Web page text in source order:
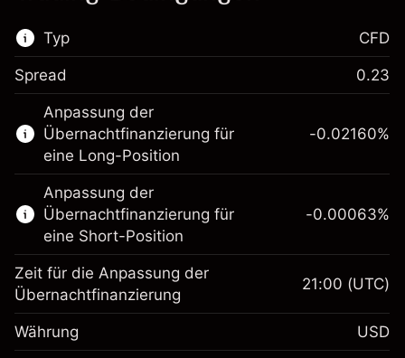
Typ
Dieser Finanzmarkt steht für das CFD-
Trading zur Verfügung.
Erfahren Sie mehr über:
CFDs
CFD
Spread 0.23
Anpassung der
Übernachtfinanzierung für
eine Long-Position
Margin. Ihre Investition
$1,000.00
Anpassung der
-0.02160%
Anpassung der
Übernachtfinanzierung für
eine Short-Position
-0.00063%
Zeit für die Anpassung der
Übernachtfinanzierung
21:00 (UTC)
Währung USD